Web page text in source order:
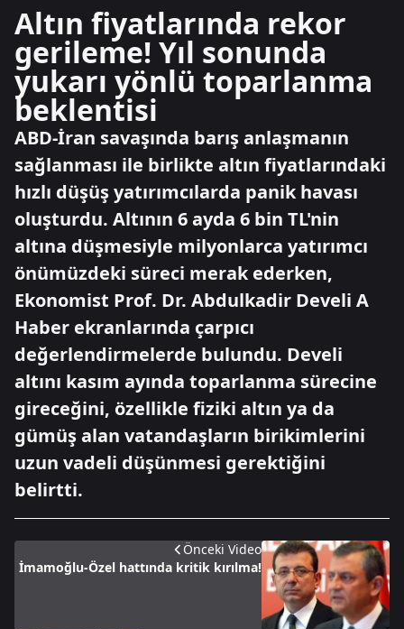
Altın fiyatlarında rekor
gerileme! Yıl sonunda
yukarı yönlü toparlanma
beklentisi
ABD-İran savaşında barış anlaşmanın
sağlanması ile birlikte altın fiyatlarındaki
hızlı düşüş yatırımcılarda panik havası
oluşturdu. Altının 6 ayda 6 bin TL'nin
altına düşmesiyle milyonlarca yatırımcı
önümüzdeki süreci merak ederken,
Ekonomist Prof. Dr. Abdulkadir Develi A
Haber ekranlarında çarpıcı
değerlendirmelerde bulundu. Develi
altını kasım ayında toparlanma sürecine
gireceğini, özellikle fiziki altın ya da
gümüş alan vatandaşların birikimlerini
uzun vadeli düşünmesi gerektiğini
belirtti.
Önceki Video
İmamoğlu-Özel hattında kritik kırılma!